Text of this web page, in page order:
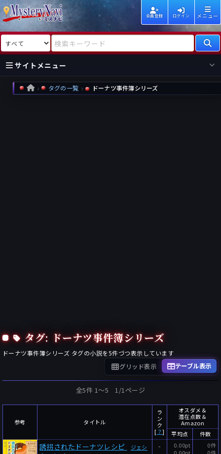
会員登録 ログイン メニュー
検索対象 検索キーワード
サイトメニュー
国内
海外
新着
HOME タグの一覧 ドーナツ事件簿シリーズ
タグ: ドーナツ事件簿シリーズ
ドーナツ事件簿シリーズ タグの小説を5件づつ表示しています
グリッド表示 テーブル表示
全5件 1〜5 1/1ページ
参考 タイトル
ラ
ン
ク
[ ？]
オスダメ＆
潜在点数＆
Amazon
平均点
件数
誘拐されたドーナツレシピ
ジェシ
-
0.00pt
0.00pt
0件
0件